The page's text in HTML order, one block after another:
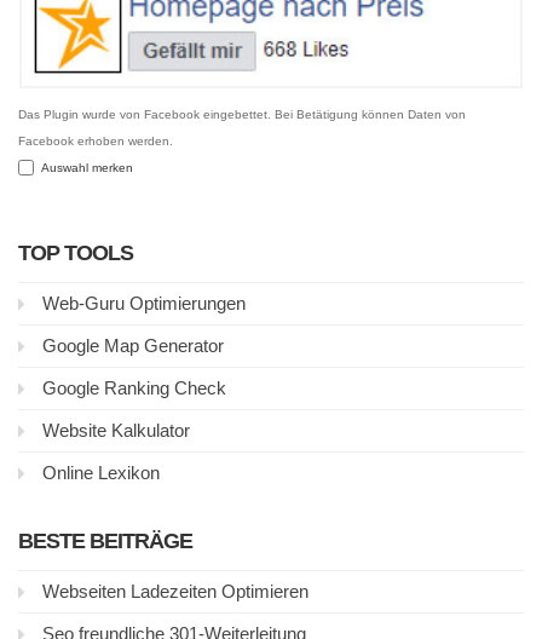
Das Plugin wurde von Facebook eingebettet. Bei Betätigung können Daten von
Facebook erhoben werden.
Auswahl merken
TOP TOOLS
Web-Guru Optimierungen
Google Map Generator
Google Ranking Check
Website Kalkulator
Online Lexikon
BESTE BEITRÄGE
Webseiten Ladezeiten Optimieren
Seo freundliche 301-Weiterleitung